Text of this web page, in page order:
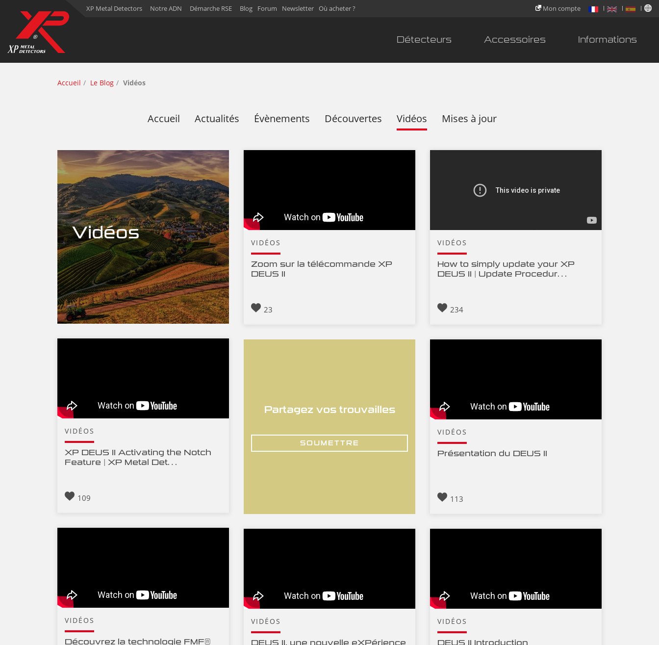
XP Metal Detectors Notre ADN Démarche RSE Blog Forum Newsletter Où acheter ? Mon compte
Détecteurs Accessoires Informations
Accueil Le Blog Vidéos
Accueil Actualités Évènements Découvertes Vidéos Mises à jour
Vidéos
VIDÉOS
Zoom sur la télécommande XP
DEUS II
23
VIDÉOS
How to simply update your XP
DEUS II | Update Procedur…
234
VIDÉOS
XP DEUS II Activating the Notch
Feature | XP Metal Det…
109
Partagez vos trouvailles
SOUMETTRE
VIDÉOS
Présentation du DEUS II
113
VIDÉOS
Découvrez la technologie FMF®
VIDÉOS
DEUS II, une nouvelle eXPérience
VIDÉOS
DEUS II Introduction